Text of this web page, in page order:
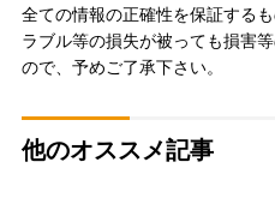
全ての情報の正確性を保証する
ラブル等の損失が被っても損害
ので、予めご了承下さい。
他のオススメ記事